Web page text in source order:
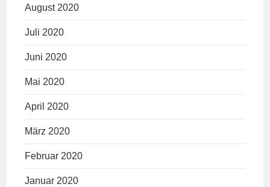
August 2020
Juli 2020
Juni 2020
Mai 2020
April 2020
März 2020
Februar 2020
Januar 2020